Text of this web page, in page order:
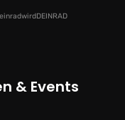
& Events